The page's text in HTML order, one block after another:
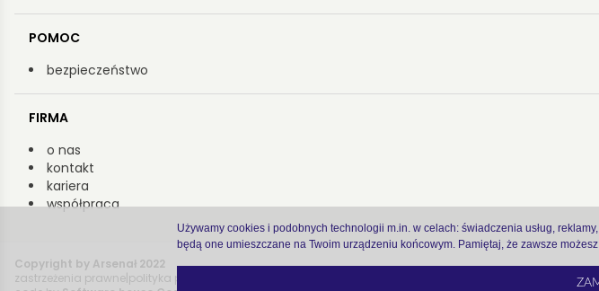
Używamy cookies i podobnych technologii m.in. w celach: świadczenia usług,
będą one umieszczane na Twoim urządzeniu końcowym. Pamiętaj, że zawsze
POMOC
bezpieczeństwo
FIRMA
o nas
kontakt
kariera
współpraca
Copyright by Arsenał 2022
zastrzeżenia prawne polityka prywatności